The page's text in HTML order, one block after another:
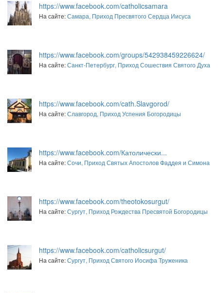
https://www.facebook.com/catholicsamara
На сайте:Самара, Приход Пресвятого Сердца Иисуса
https://www.facebook.com/groups/542938459226624/
На сайте:Санкт-Петербург, Приход Сошествия Святого Духа
https://www.facebook.com/cath.Slavgorod/
На сайте:Славгород, Приход Успения Богородицы
https://www.facebook.com/Католически...
На сайте:Сочи, Приход Святых Апостолов Фаддея и Симона
https://www.facebook.com/theotokosurgut/
На сайте:Сургут, Приход Рождества Пресвятой Богородицы
https://www.facebook.com/catholicsurgut/
На сайте:Сургут, Приход Святого Иосифа Труженика